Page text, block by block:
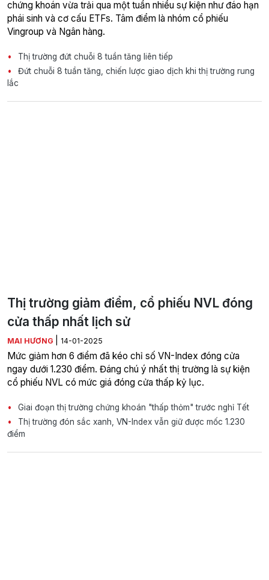
chứng khoán vừa trải qua một tuần nhiều sự kiện như đáo hạn
phái sinh và cơ cấu ETFs. Tâm điểm là nhóm cổ phiếu
Vingroup và Ngân hàng.
Thị trường đứt chuỗi 8 tuần tăng liên tiếp
Đứt chuỗi 8 tuần tăng, chiến lược giao dịch khi thị trường rung
lắc
Thị trường giảm điểm, cổ phiếu NVL đóng
cửa thấp nhất lịch sử
MAI HƯƠNG 14-01-2025
Mức giảm hơn 6 điểm đã kéo chỉ số VN-Index đóng cửa
ngay dưới 1.230 điểm. Đáng chú ý nhất thị trường là sự kiện
cổ phiếu NVL có mức giá đóng cửa thấp kỷ lục.
Giai đoạn thị trường chứng khoán "thấp thỏm" trước nghỉ Tết
Thị trường đón sắc xanh, VN-Index vẫn giữ được mốc 1.230
điểm